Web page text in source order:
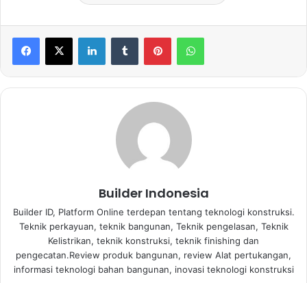
LinkedInTumblr PinterestWhatsApp
Builder Indonesia
Builder ID, Platform Online terdepan tentang teknologi konstruksi.
Teknik perkayuan, teknik bangunan, Teknik pengelasan, Teknik
Kelistrikan, teknik konstruksi, teknik finishing dan
pengecatan.Review produk bangunan, review Alat pertukangan,
informasi teknologi bahan bangunan, inovasi teknologi konstruksi